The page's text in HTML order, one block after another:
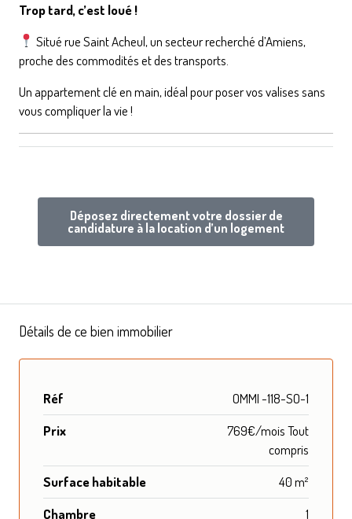
Trop tard, c’est loué !
Situé rue Saint Acheul, un secteur recherché d’Amiens,
proche des commodités et des transports.
Un appartement clé en main, idéal pour poser vos valises sans
vous compliquer la vie !
Déposez directement votre dossier de
candidature à la location d’un logement
Détails de ce bien immobilier
Réf
OMMI -118-SO-1
Prix
769€/mois Tout
compris
Surface habitable
40 m²
Chambre
1